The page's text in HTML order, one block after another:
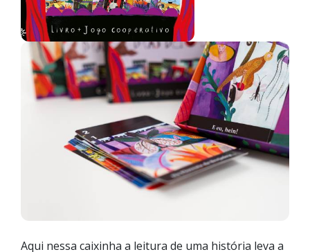
Aqui nessa caixinha a leitura de uma história leva a